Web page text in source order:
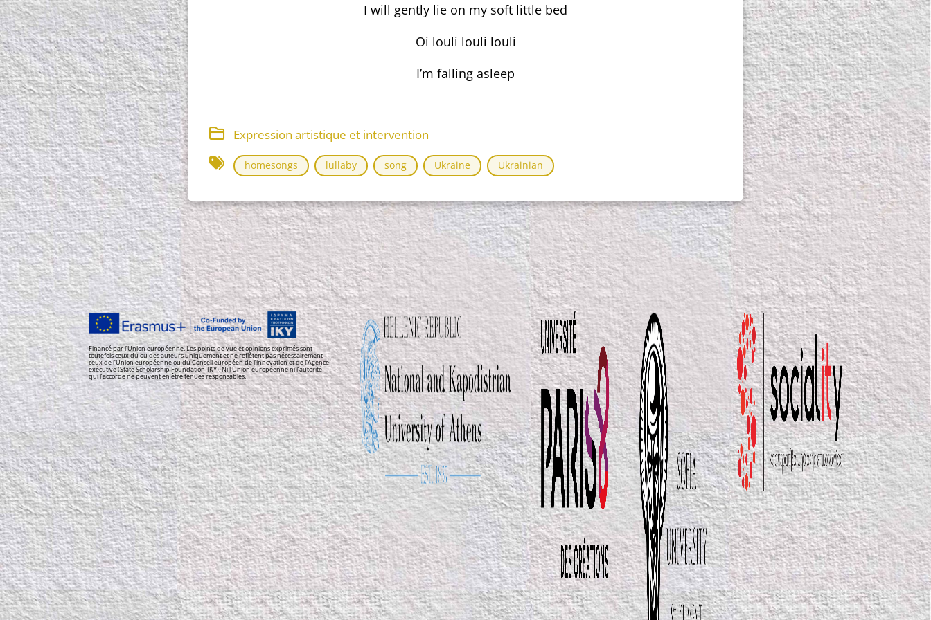
I will gently lie on my soft little bed
Oi louli louli louli
I’m falling asleep
Expression artistique et intervention
homesongs lullaby song Ukraine Ukrainian
Financé par l’Union européenne. Les points de vue et opinions exprimés sont
toutefois ceux du ou des auteurs uniquement et ne reflètent pas nécessairement
ceux de l’Union européenne ou du Conseil européen de l’innovation et de l’Agence
exécutive (State Scholarship Foundation-IKY). Ni l’Union européenne ni l’autorité
qui l’accorde ne peuvent en être tenues responsables.